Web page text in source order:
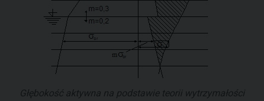
Głębokość aktywna na podstawie teorii wytrzymałości